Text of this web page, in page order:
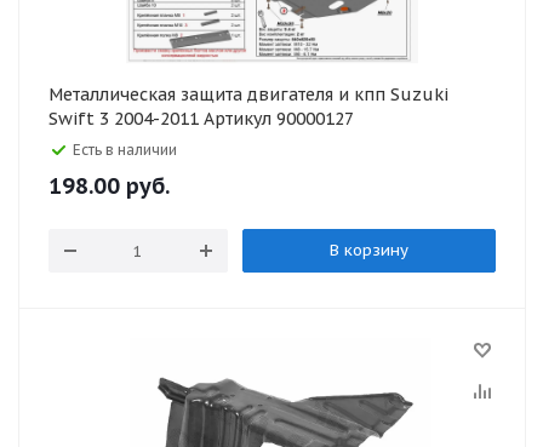
Металлическая защита двигателя и кпп Suzuki
Swift 3 2004-2011 Артикул 90000127
Есть в наличии
198.00 руб.
В корзину